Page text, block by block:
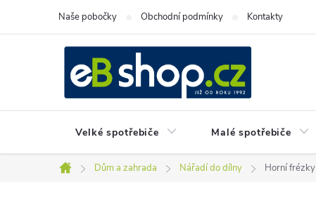
Naše pobočky Obchodní podmínky Kontakty
Velké spotřebiče Malé spotřebiče
Domů
Dům a zahrada Nářadí do dílny Horní frézky